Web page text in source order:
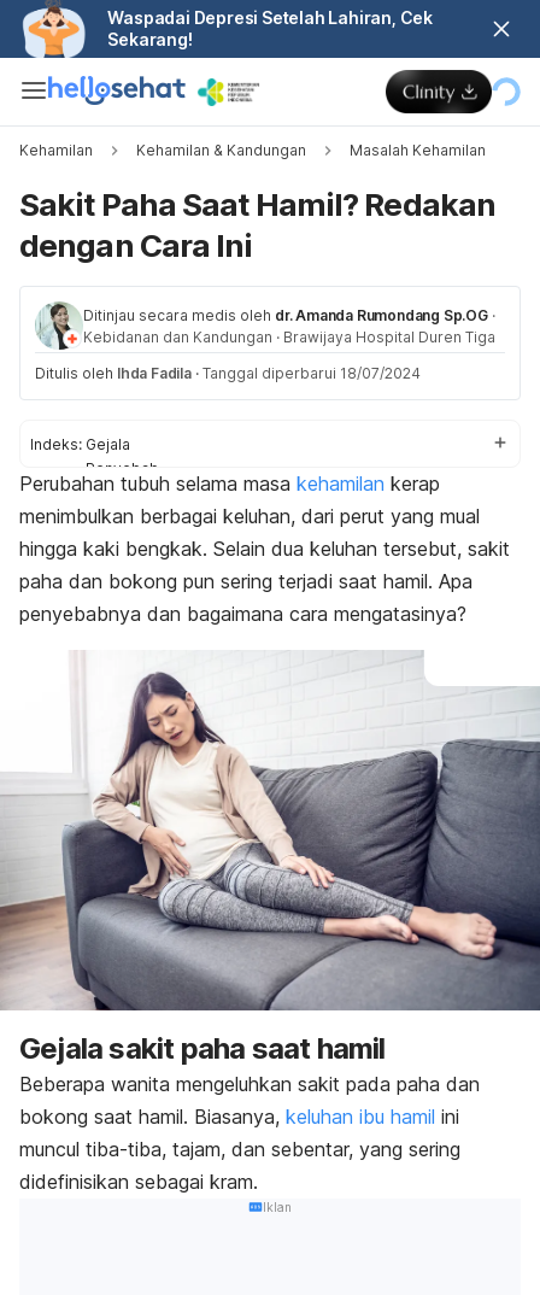
Waspadai Depresi Setelah Lahiran, Cek
Sekarang!
Kehamilan Kehamilan & Kandungan Masalah Kehamilan
Sakit Paha Saat Hamil? Redakan
dengan Cara Ini
Ditinjau secara medis oleh dr. Amanda Rumondang Sp.OG ·
Kebidanan dan Kandungan · Brawijaya Hospital Duren Tiga
Ditulis oleh Ihda Fadila · Tanggal diperbarui 18/07/2024
Indeks: Gejala
Penyebab
Cara mengatasi
Pencegahan
Perubahan tubuh selama masa kehamilan kerap
menimbulkan berbagai keluhan, dari perut yang mual
hingga kaki bengkak. Selain dua keluhan tersebut, sakit
paha dan bokong pun sering terjadi saat hamil. Apa
penyebabnya dan bagaimana cara mengatasinya?
Gejala sakit paha saat hamil
Beberapa wanita mengeluhkan sakit pada paha dan
bokong saat hamil. Biasanya, keluhan ibu hamil ini
muncul tiba-tiba, tajam, dan sebentar, yang sering
didefinisikan sebagai kram.
Iklan